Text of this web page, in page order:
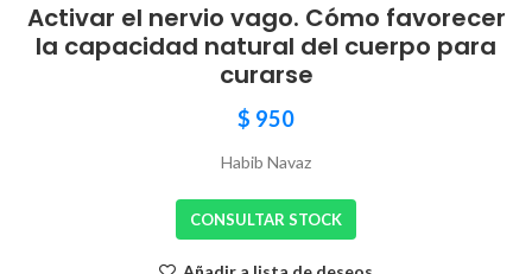
Activar el nervio vago. Cómo favorecer
la capacidad natural del cuerpo para
curarse
$ 950
Habib Navaz
CONSULTAR STOCK